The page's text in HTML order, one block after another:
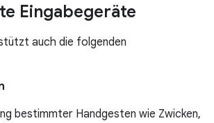
Eingabegeräte
auch die folgenden
bestimmter Handgesten wie Zwicken,